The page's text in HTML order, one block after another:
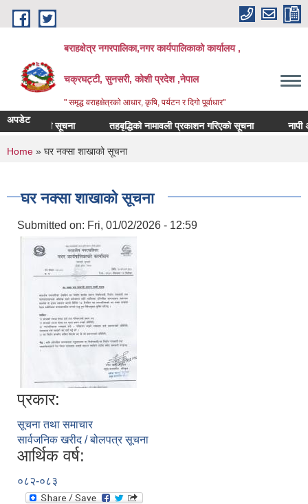
Skip to main content
बराहक्षेत्र नगरपालिका,नगर कार्यपालिकाको कार्यालय ,
चक्रघट्टी, सुनसरी, कोशी प्रदेश ,नेपाल
" समृद्ध वराहक्षेत्रकाे आधार, कृषि, पर्यटन र दिगो पूर्वाधार"
अपडेट
सम्बन्धी सूचना तहबृद्धिको नामावली प्रकाशन गरिएको सूचना
नापी
You are here
Home » घर नक्सा शाखाको सूचना
घर नक्सा शाखाको सूचना
Submitted on: Fri, 01/02/2026 - 12:59
प्रकार:
सूचना तथा समाचार
सार्वजनिक खरीद / बोलपत्र सूचना
आर्थिक वर्ष:
०८२-०८३